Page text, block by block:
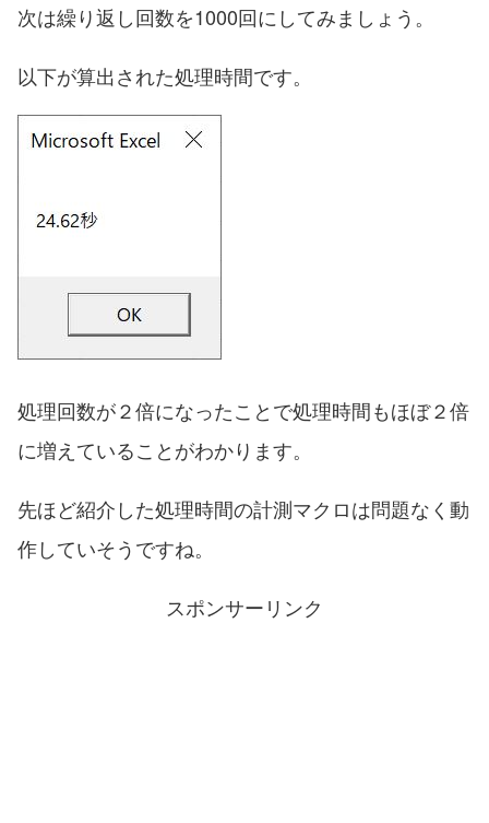
次は繰り返し回数を1000回にしてみましょう。
以下が算出された処理時間です。
処理回数が２倍になったことで処理時間もほぼ２倍
に増えていることがわかります。
先ほど紹介した処理時間の計測マクロは問題なく動
作していそうですね。
スポンサーリンク